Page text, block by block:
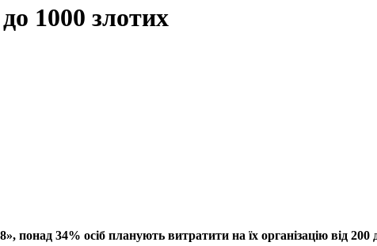
1000 злотих
34% осіб планують витратити на їх організацію від